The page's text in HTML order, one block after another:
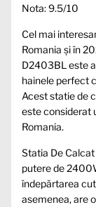
Nota: 9.5/10
Cel mai
Romania și în
D2403BL este
hainele perfect
Acest statie de
este considerat
Romania.
Statia De
putere de
îndepărtarea
asemenea, are